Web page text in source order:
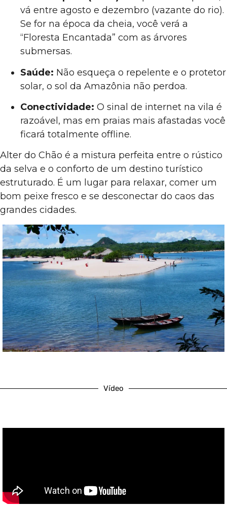
vá entre agosto e dezembro (vazante do rio).
Se for na época da cheia, você verá a
“Floresta Encantada” com as árvores
submersas.
Saúde: Não esqueça o repelente e o protetor
solar, o sol da Amazônia não perdoa.
Conectividade: O sinal de internet na vila é
razoável, mas em praias mais afastadas você
ficará totalmente offline.
Alter do Chão é a mistura perfeita entre o rústico
da selva e o conforto de um destino turístico
estruturado. É um lugar para relaxar, comer um
bom peixe fresco e se desconectar do caos das
grandes cidades.
Vídeo